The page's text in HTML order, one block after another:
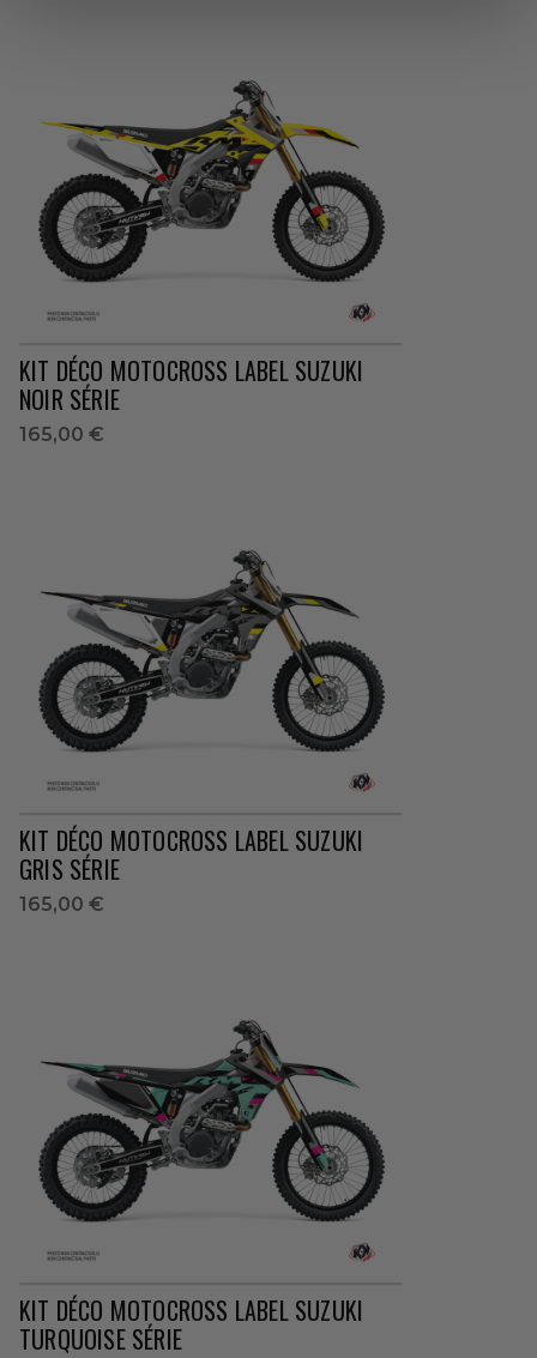
KIT DÉCO MOTOCROSS LABEL SUZUKI
NOIR SÉRIE
165,00 €
KIT DÉCO MOTOCROSS LABEL SUZUKI
GRIS SÉRIE
165,00 €
KIT DÉCO MOTOCROSS LABEL SUZUKI
TURQUOISE SÉRIE